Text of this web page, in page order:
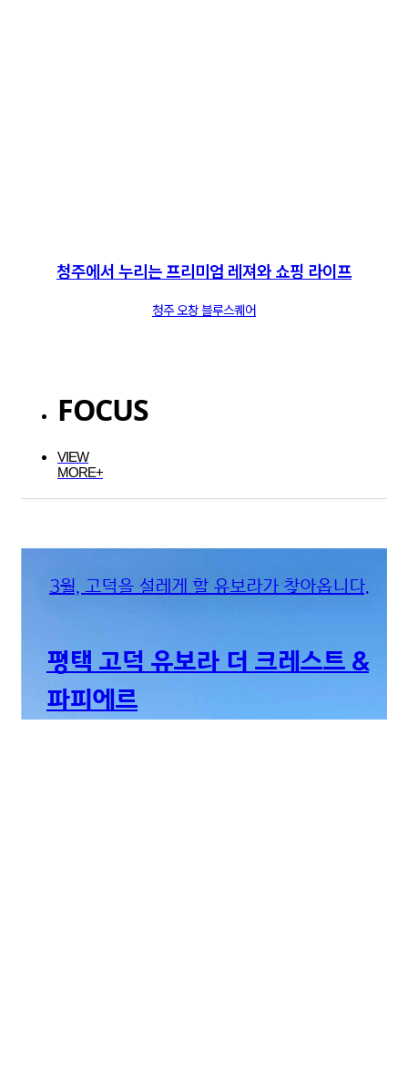
청주에서 누리는 프리미엄 레져와 쇼핑 라이프
청주 오창 블루스퀘어
FOCUS
VIEW
MORE+
3월, 고덕을 설레게 할 유보라가 찾아옵니다.
평택 고덕 유보라 더 크레스트 &
파피에르